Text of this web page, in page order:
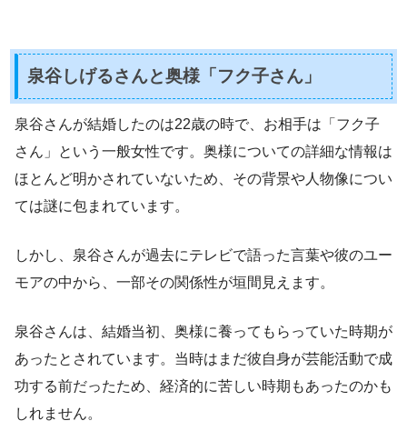
泉谷しげるさんと奥様「フク子さん」
泉谷さんが結婚したのは22歳の時で、お相手は「フク子
さん」という一般女性です。奥様についての詳細な情報は
ほとんど明かされていないため、その背景や人物像につい
ては謎に包まれています。
しかし、泉谷さんが過去にテレビで語った言葉や彼のユー
モアの中から、一部その関係性が垣間見えます。
泉谷さんは、結婚当初、奥様に養ってもらっていた時期が
あったとされています。当時はまだ彼自身が芸能活動で成
功する前だったため、経済的に苦しい時期もあったのかも
しれません。